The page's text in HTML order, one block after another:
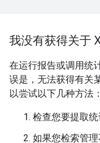
我没有获得关于
在运行报告或调用统
误是，无法获得有关
以尝试以下几种方法：
检查您要提取统
如果您检索管